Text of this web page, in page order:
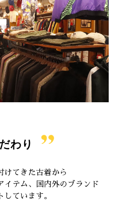
わり
けてきた古着から
イテム、国内外のブランド
しています。